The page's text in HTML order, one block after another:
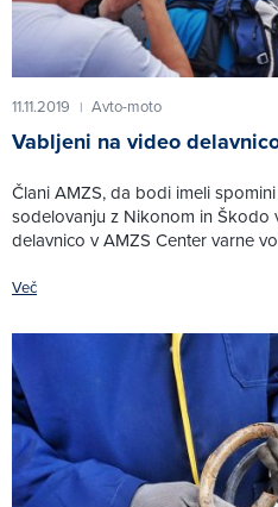
11.11.2019 | Avto-moto
Vabljeni na video
Člani AMZS, da bodi imeli
sodelovanju z Nikonom in Škodo
delavnico v AMZS Center varne
Več